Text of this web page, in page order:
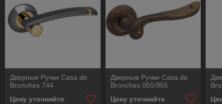
Дверные Ручки Casa de
Bronches 744
Цену уточняйте
Дверные Ручки Casa de
Bronches 055/955
Цену уточняйте